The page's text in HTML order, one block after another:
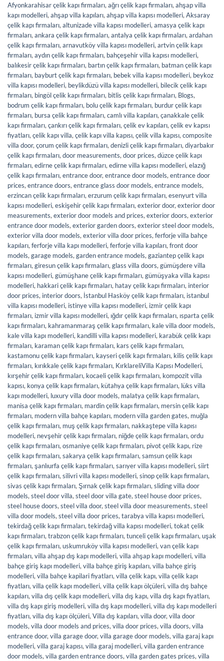
Afyonkarahisar çelik kapı firmaları,ağrı çelik kapı firmaları,ahşap villa
kapı modelleri,ahşap villa kapıları,ahşap villa kapısı modelleri,Aksaray
çelik kapı firmaları,altunizade villa kapısı modelleri,amasya çelik kapı
firmaları,ankara çelik kapı firmaları,antalya çelik kapı firmaları,ardahan
çelik kapı firmaları,arnavutköy villa kapısı modelleri,artvin çelik kapı
firmaları,aydın çelik kapı firmaları, bahçeşehir villa kapısı modelleri,
balıkesir çelik kapı firmaları, bartın çelik kapı firmaları, batman çelik kapı
firmaları, bayburt çelik kapı firmaları, bebek villa kapısı modelleri, beykoz
villa kapısı modelleri, beylikdüzü villa kapısı modelleri, bilecik çelik kapı
firmaları, bingöl çelik kapı firmaları, bitlis çelik kapı firmaları, Blogs,
bodrum çelik kapı firmaları, bolu çelik kapı firmaları, burdur çelik kapı
firmaları, bursa çelik kapı firmaları,camlı villa kapıları,çanakkale çelik
kapı firmaları,çankırı çelik kapı firmaları,çelik ev kapıları,çelik ev kapısı
fiyatları,çelik kapı villa,çelik kapı villa kapısı,çelik villa kapısı,composite
villa door,çorum çelik kapı firmaları,denizli çelik kapı firmaları,diyarbakır
çelik kapı firmaları,door measurements,door prices,düzce çelik kapı
firmaları,edirne çelik kapı firmaları,edirne villa kapısı modelleri,elazığ
çelik kapı firmaları,entrance door,entrance door models,entrance door
prices,entrance doors,entrance glass door models,entrance models,
erzincan çelik kapı firmaları,erzurum çelik kapı firmaları,esenyurt villa
kapısı modelleri,eskişehir çelik kapı firmaları,exterior door,exterior door
measurements,exterior door models and prices,exterior doors,exterior
entrance door models,exterior garden doors,exterior steel door models,
exterior villa door models,exterior villa door prices,ferforje villa bahçe
kapıları,ferforje villa kapı modelleri,ferforje villa kapıları,front door
models,garage models,garden entrance models,gaziantep çelik kapı
firmaları,giresun çelik kapı firmaları,glass villa doors,gümüşdere villa
kapısı modelleri,gümüşhane çelik kapı firmaları,gümüşyaka villa kapısı
modelleri, hakkari çelik kapı firmaları, hatay çelik kapı firmaları, interior
door prices, interior doors, İstanbul Hasköy çelik kapı firmaları, istanbul
villa kapısı modelleri, istinye villa kapısı modelleri, izmir çelik kapı
firmaları, izmir villa kapısı modelleri, ığdır çelik kapı firmaları, ısparta çelik
kapı firmaları, kahramanmaraş çelik kapı firmaları, kale villa door models,
kale villa kapı modelleri, kandilli villa kapısı modelleri, karabük çelik kapı
firmaları, karaman çelik kapı firmaları, kars çelik kapı firmaları,
kastamonu çelik kapı firmaları, kayseri çelik kapı firmaları, kilis çelik kapı
firmaları, kırıkkale çelik kapı firmaları, KırklareliVilla Kapısı Modelleri,
kırşehir çelik kapı firmaları, kocaeli çelik kapı firmaları, kompozit villa
kapısı, konya çelik kapı firmaları, kütahya çelik kapı firmaları, lüks villa
kapı modelleri, luxury villa door models, malatya çelik kapı firmaları,
manisa çelik kapı firmaları, mardin çelik kapı firmaları, mersin çelik kapı
firmaları, modern villa bahçe kapıları, modern villa garden gates, muğla
çelik kapı firmaları, muş çelik kapı firmaları, nakkaştepe villa kapısı
modelleri, nevşehir çelik kapı firmaları, niğde çelik kapı firmaları,ordu
çelik kapı firmaları,osmaniye çelik kapı firmaları, pivot çelik kapı, rize
çelik kapı firmaları,sakarya çelik kapı firmaları,samsun çelik kapı
firmaları,şanlıurfa çelik kapı firmaları,sarıyer villa kapısı modelleri,siirt
çelik kapı firmaları,silivri villa kapısı modelleri,sinop çelik kapı firmaları,
sivas çelik kapı firmaları,Şırnak çelik kapı firmaları,sliding villa door
models,steel door villa,steel door villa gate,steel house door prices,
steel house doors,steel villa door,steel villa door measurements,steel
villa door models,steel villa door prices,tarabya villa kapısı modelleri,
tekirdağ çelik kapı firmaları,tekirdağ villa kapısı modelleri,tokat çelik
kapı firmaları,trabzon çelik kapı firmaları,tunceli çelik kapı firmaları,uşak
çelik kapı firmaları,uskumruköy villa kapısı modelleri,van çelik kapı
firmaları,villa ahşap dış kapı modelleri,villa ahşap kapı modelleri,villa
bahçe giriş kapı modelleri,villa bahçe giriş kapıları,villa bahçe giriş
modelleri,villa bahçe kapilari fiyatları,villa çelik kapı,villa çelik kapı
fiyatları,villa çelik kapı modelleri,villa çelik kapı ölçüleri,villa dış bahçe
kapıları,villa dış çelik kapı modelleri,villa dış kapı,villa dış kapı fiyatları,
villa dış kapı giriş modelleri,villa dış kapı modelleri,villa dış kapı modelleri
fiyatları,villa dış kapı ölçüleri,Villa dış kapıları,villa door,villa door
models,villa door models and prices,villa door prices,villa doors,villa
entrance door,villa garage door,villa garage door models,villa garaj kapı
modelleri,villa garaj kapısı,villa garaj modelleri,villa garden entrance
door models,villa garden entrance doors,villa garden gates prices,villa